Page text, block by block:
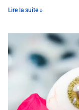
Lire la suite »